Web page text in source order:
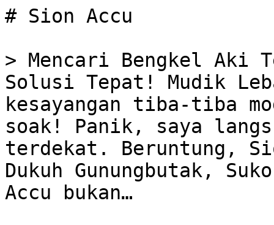
# Sion Accu
> Mencari Bengkel Aki
Solusi Tepat! Mudik
kesayangan tiba-tiba
soak! Panik, saya
terdekat. Beruntung,
Dukuh Gunungbutak,
Accu bukan…